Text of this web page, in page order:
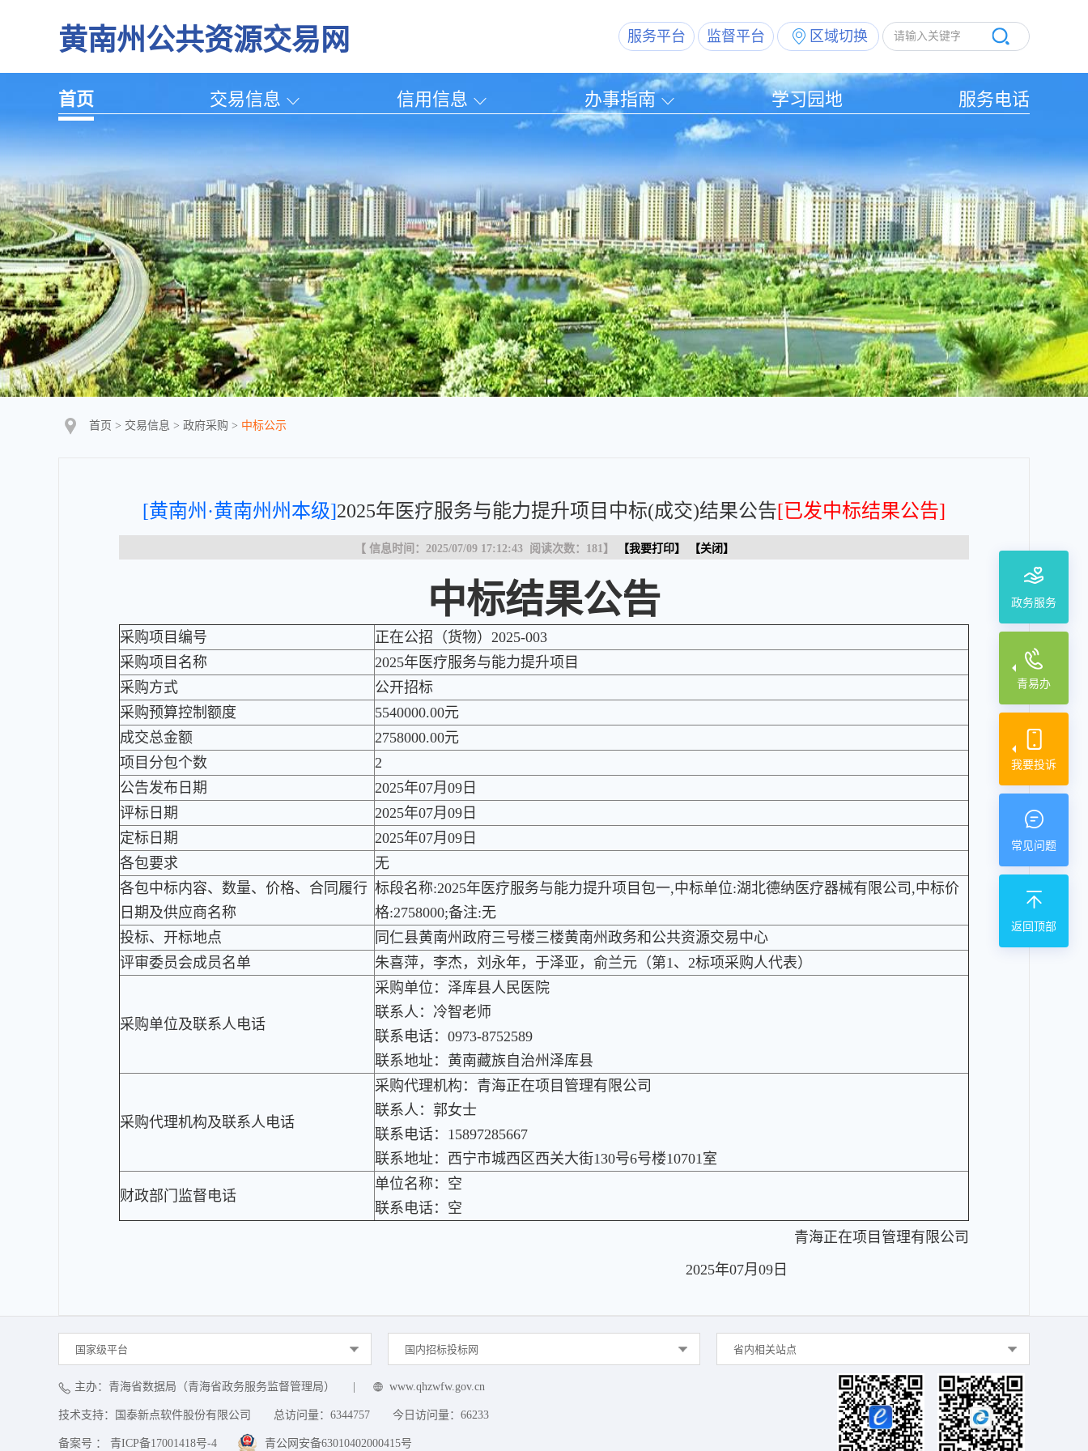
黄南州公共资源交易网 服务平台 监督平台 区域切换
首页 交易信息 信用信息 办事指南 学习园地 服务电话
政务服务
青易办
我要投诉
常见问题
返回顶部
首页 > 交易信息 > 政府采购 > 中标公示
[黄南州·黄南州州本级]2025年医疗服务与能力提升项目中标(成交)结果公告[已发中标结果公告]
【 信息时间：2025/07/09 17:12:43 阅读次数： 181 】 【我要打印】 【关闭 】
中标结果公告
采购项目编号
正在公招（货物）2025-003
采购项目名称
2025年医疗服务与能力提升项目
采购方式
公开招标
采购预算控制额度
5540000.00元
成交总金额
2758000.00元
项目分包个数
2
公告发布日期
2025年07月09日
评标日期
2025年07月09日
定标日期
2025年07月09日
各包要求
无
各包中标内容、数量、价格、合同履行
日期及供应商名称
标段名称:2025年医疗服务与能力提升项目包一,中标单位:湖北德纳医疗器械有限公司,中标价
格:2758000;备注:无
投标、开标地点
同仁县黄南州政府三号楼三楼黄南州政务和公共资源交易中心
评审委员会成员名单
朱喜萍，李杰，刘永年，于泽亚，俞兰元（第1、2标项采购人代表）
采购单位及联系人电话
采购单位：泽库县人民医院
联系人：冷智老师
联系电话：0973-8752589
联系地址：黄南藏族自治州泽库县
采购代理机构及联系人电话
采购代理机构：青海正在项目管理有限公司
联系人：郭女士
联系电话：15897285667
联系地址：西宁市城西区西关大街130号6号楼10701室
财政部门监督电话
单位名称：空
联系电话：空
青海正在项目管理有限公司
2025年07月09日
国家级平台 国内招标投标网 省内相关站点
主办：青海省数据局（青海省政务服务监督管理局） www.qhzwfw.gov.cn
技术支持：国泰新点软件股份有限公司 总访问量： 6344757 今日访问量： 66233
备案号 ： 青ICP备17001418号-4 青公网安备63010402000415号